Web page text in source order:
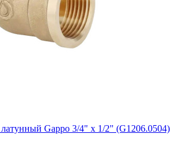
Gappo 3/4" x 1/2" (G1206.0504)